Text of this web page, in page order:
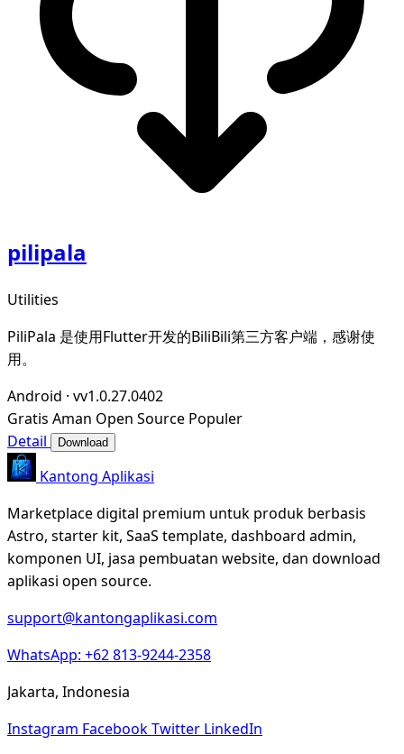
pilipala
Utilities
PiliPala 是使用Flutter开发的BiliBili第三方客户端，感谢使
用。
Android · vv1.0.27.0402
Gratis Aman Open Source Populer
Detail
Download
Kantong Aplikasi
Marketplace digital premium untuk produk berbasis
Astro, starter kit, SaaS template, dashboard admin,
komponen UI, jasa pembuatan website, dan download
aplikasi open source.
support@kantongaplikasi.com
WhatsApp: +62 813-9244-2358
Jakarta, Indonesia
Instagram FacebookTwitter LinkedIn